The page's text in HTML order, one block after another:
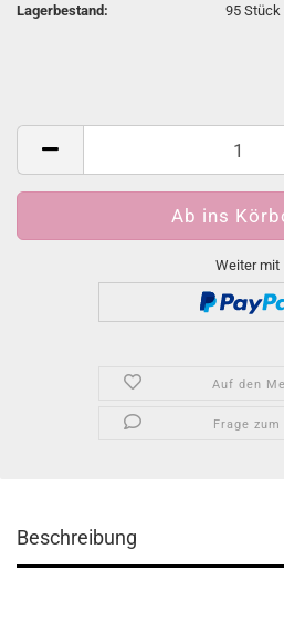
Lagerbestand:
95Stück
Weiter mit
Auf den
Frage
Beschreibung